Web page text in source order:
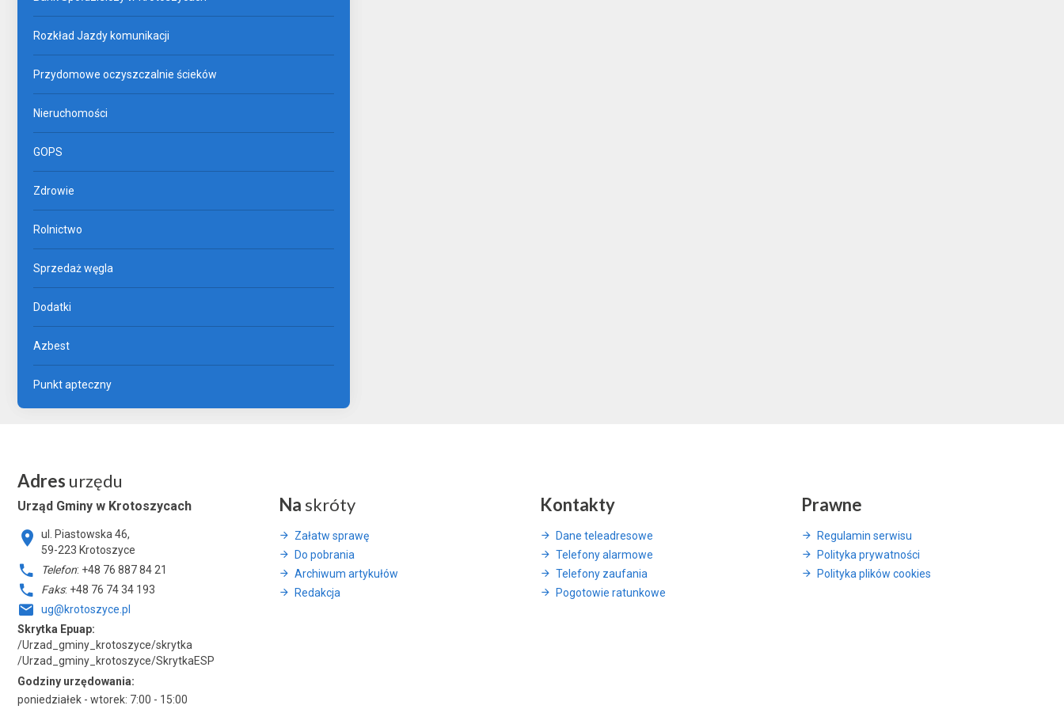
Rozkład Jazdy komunikacji
Przydomowe oczyszczalnie ścieków
Nieruchomości
GOPS
Zdrowie
Rolnictwo
Sprzedaż węgla
Dodatki
Azbest
Punkt apteczny
Adres urzędu
Urząd Gminy w Krotoszycach
ul. Piastowska 46,
59-223 Krotoszyce
Telefon: +48 76 887 84 21
Faks: +48 76 74 34 193
ug@krotoszyce.pl
Skrytka Epuap:
/Urzad_gminy_krotoszyce/skrytka
/Urzad_gminy_krotoszyce/SkrytkaESP
Godziny urzędowania:
poniedziałek - wtorek: 7:00 - 15:00
Na skróty
Załatw sprawę
Do pobrania
Archiwum artykułów
Redakcja
Kontakty
Dane teleadresowe
Telefony alarmowe
Telefony zaufania
Pogotowie ratunkowe
Prawne
Regulamin serwisu
Polityka prywatności
Polityka plików cookies